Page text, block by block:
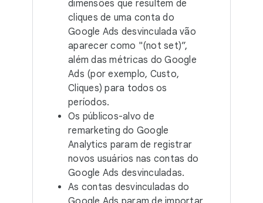
dimensões que resultem de
cliques de uma conta do
Google Ads desvinculada vão
aparecer como "(not set)”,
além das métricas do Google
Ads (por exemplo, Custo,
Cliques) para todos os
períodos.
Os públicos-alvo de
remarketing do Google
Analytics param de registrar
novos usuários nas contas do
Google Ads desvinculadas.
As contas desvinculadas do